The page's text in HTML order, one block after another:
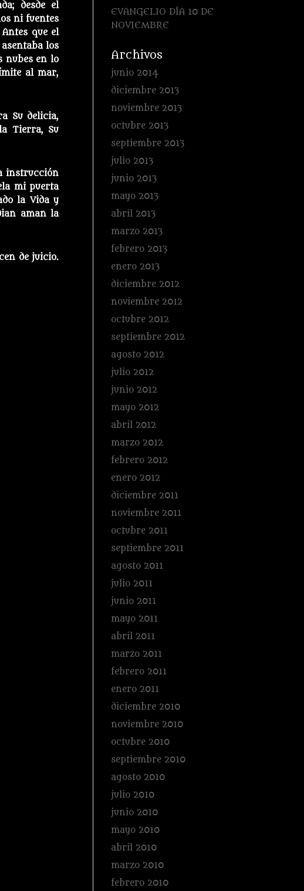
desde el
ni fuentes
que el
los
nubes en lo
al mar,
Su delicia,
Tierra, Su
instrucción
mi puerta
la Vida y
aman la
de juicio.
EVANGELIO DÍA 10 DE
NOVIEMBRE
Archivos
junio 2014
diciembre 2013
noviembre 2013
octubre 2013
septiembre 2013
julio 2013
junio 2013
mayo 2013
abril 2013
marzo 2013
febrero 2013
enero 2013
diciembre 2012
noviembre 2012
octubre 2012
septiembre 2012
agosto 2012
julio 2012
junio 2012
mayo 2012
abril 2012
marzo 2012
febrero 2012
enero 2012
diciembre 2011
noviembre 2011
octubre 2011
septiembre 2011
agosto 2011
julio 2011
junio 2011
mayo 2011
abril 2011
marzo 2011
febrero 2011
enero 2011
diciembre 2010
noviembre 2010
octubre 2010
septiembre 2010
agosto 2010
julio 2010
junio 2010
mayo 2010
abril 2010
marzo 2010
febrero 2010